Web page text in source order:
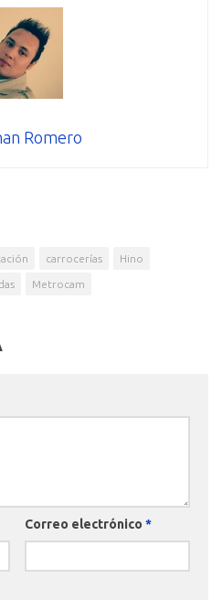
Romero
carrocerías Hino
Metrocam
Correo electrónico *